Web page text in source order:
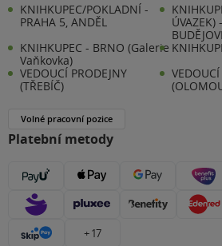
KNIHKUPEC/POKLADNÍ -
PRAHA 5, ANDĚL
ÚVAZEK)
KNIHKUPEC - BRNO (Galerie
Vaňkovka)
VEDOUCÍ PRODEJNY
(TŘEBÍČ)
Volné pracovní pozice
Platební metody
+ 17